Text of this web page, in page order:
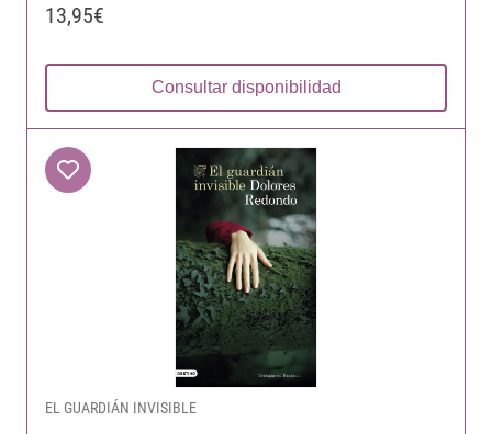
13,95€
Consultar disponibilidad
EL GUARDIÁN INVISIBLE